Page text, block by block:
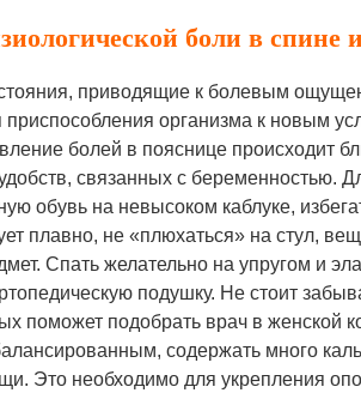
боли в спине
приводящие к болевым
организма к новым
болей в пояснице происходит
связанных с беременностью.
обувь на невысоком каблуке,
плавно, не «плюхаться» на стул,
Спать желательно на упругом и
подушку. Не стоит
поможет подобрать врач в женской
содержать много
Это необходимо для укрепления